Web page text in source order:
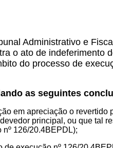
Administrativo e
o ato de indeferimento
do processo de
as seguintes
em apreciação o
principal, ou que tal
126/20.4BEPDL);